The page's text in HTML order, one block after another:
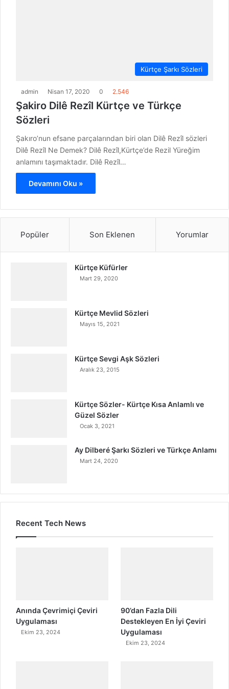
Kürtçe Şarkı Sözleri
admin Nisan 17, 2020 0 2.546
Şakiro Dilê Rezîl Kürtçe ve Türkçe
Sözleri
Şakıro’nun efsane parçalarından biri olan Dilê Rezîl sözleri
Dilê Rezîl Ne Demek? Dilê Rezîl,Kürtçe’de Rezil Yüreğim
anlamını taşımaktadır. Dilê Rezîl…
Devamını Oku »
Popüler Son Eklenen Yorumlar
Kürtçe Küfürler
Mart 29, 2020
Kürtçe Mevlid Sözleri
Mayıs 15, 2021
Kürtçe Sevgi Aşk Sözleri
Aralık 23, 2015
Kürtçe Sözler- Kürtçe Kısa Anlamlı ve
Güzel Sözler
Ocak 3, 2021
Ay Dilberé Şarkı Sözleri ve Türkçe Anlamı
Mart 24, 2020
Recent Tech News
Anında Çevrimiçi Çeviri
Uygulaması
Ekim 23, 2024
90’dan Fazla Dili
Destekleyen En İyi Çeviri
Uygulaması
Ekim 23, 2024